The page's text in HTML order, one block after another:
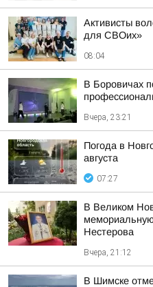
Активисты
для СВОих»
08:04
В Боровичах
Вчера, 23:21
Погода в
августа
07:27
В Великом
Нестерова
Вчера, 21:12
В Шимске